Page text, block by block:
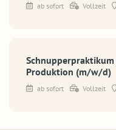
ab sofort Vollzeit
Schnupperpraktikum
Produktion (m/w/d)
ab sofort Vollzeit